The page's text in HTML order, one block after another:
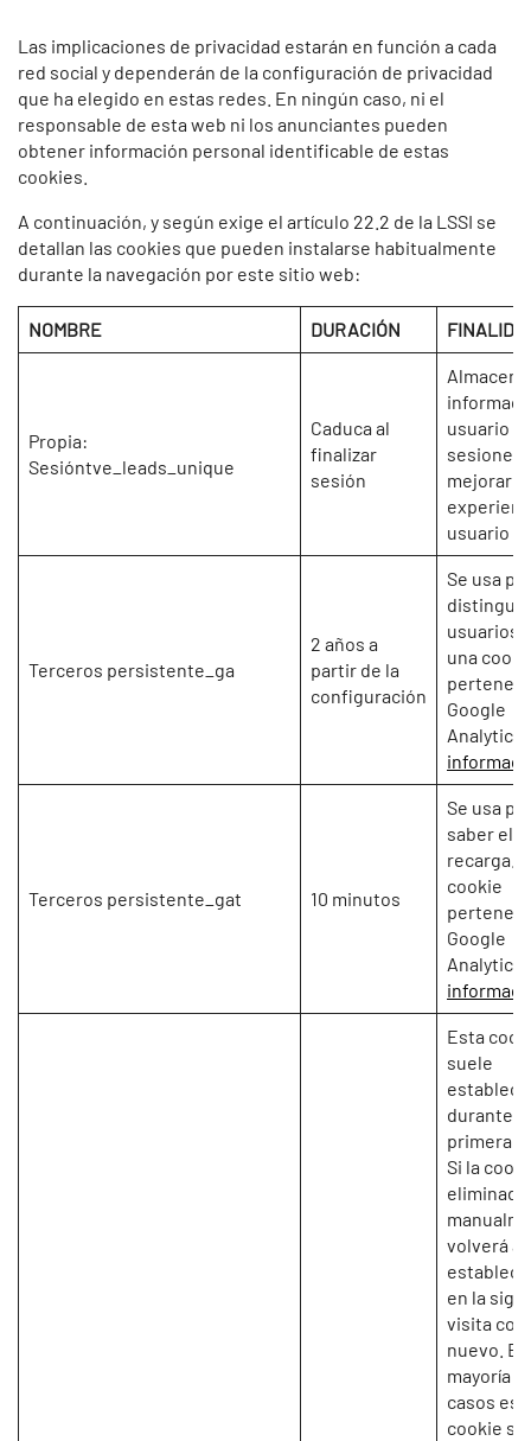
Las implicaciones de privacidad estarán en función a cada
red social y dependerán de la configuración de privacidad
que ha elegido en estas redes. En ningún caso, ni el
responsable de esta web ni los anunciantes pueden
obtener información personal identificable de estas
cookies.
A continuación, y según exige el artículo 22.2 de la LSSI se
detallan las cookies que pueden instalarse habitualmente
durante la navegación por este sitio web:
NOMBRE DURACIÓN
Propia:
Sesióntve_leads_unique
Caduca al
finalizar
sesión
usuario y
sesiones
mejorar la
usuario
Terceros persistente_ga
2 años a
partir de la
configuración
Se usa
distinguir
usuarios.
una
Google
Analytics.
Terceros persistente_gat 10 minutos
Se usa
saber el
recarga.
cookie
Google
Analytics.
Esta
suele
durante la
primera
Si la
eliminada
volverá a
en la
visita con
nuevo.
mayoría
casos
cookie